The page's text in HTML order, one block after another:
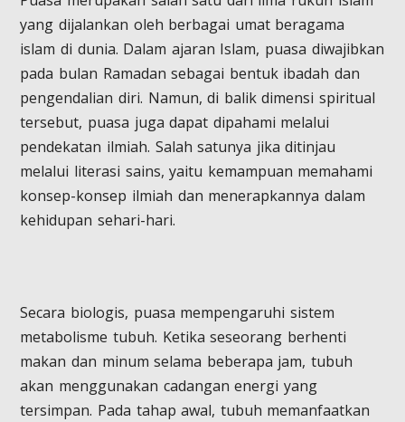
yang dijalankan oleh berbagai umat beragama
islam di dunia. Dalam ajaran Islam, puasa diwajibkan
pada bulan Ramadan sebagai bentuk ibadah dan
pengendalian diri. Namun, di balik dimensi spiritual
tersebut, puasa juga dapat dipahami melalui
pendekatan ilmiah. Salah satunya jika ditinjau
melalui literasi sains, yaitu kemampuan memahami
konsep-konsep ilmiah dan menerapkannya dalam
kehidupan sehari-hari.
Secara biologis, puasa mempengaruhi sistem
metabolisme tubuh. Ketika seseorang berhenti
makan dan minum selama beberapa jam, tubuh
akan menggunakan cadangan energi yang
tersimpan. Pada tahap awal, tubuh memanfaatkan